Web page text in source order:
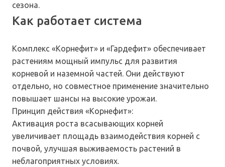
сезона.
Как работает система
Комплекс «Корнефит» и «Гардефит» обеспечивает
растениям мощный импульс для развития
корневой и наземной частей. Они действуют
отдельно, но совместное применение значительно
повышает шансы на высокие урожаи.
Принцип действия «Корнефит»:
Активация роста всасывающих корней
увеличивает площадь взаимодействия корней с
почвой, улучшая выживаемость растений в
неблагоприятных условиях.